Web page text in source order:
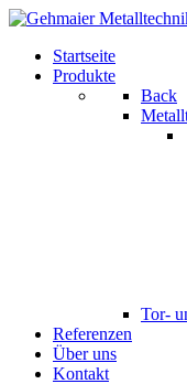
Startseite
Produkte
Back
Tor-
Referenzen
Über uns
Kontakt